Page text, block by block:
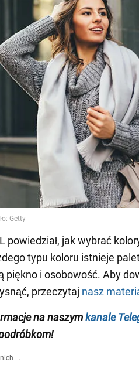
powiedział, jak wybrać
typu koloru istnieje
piękno i osobowość. Aby
przeczytaj nasz
na naszymkanale
...